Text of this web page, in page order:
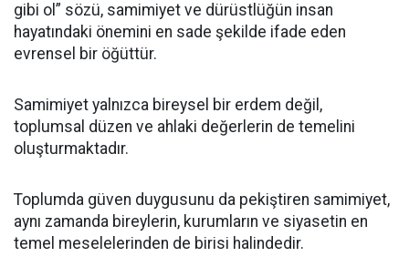
gibi ol” sözü, samimiyet ve dürüstlüğün insan
hayatındaki önemini en sade şekilde ifade eden
evrensel bir öğüttür.
Samimiyet yalnızca bireysel bir erdem değil,
toplumsal düzen ve ahlaki değerlerin de temelini
oluşturmaktadır.
Toplumda güven duygusunu da pekiştiren samimiyet,
aynı zamanda bireylerin, kurumların ve siyasetin en
temel meselelerinden de birisi halindedir.